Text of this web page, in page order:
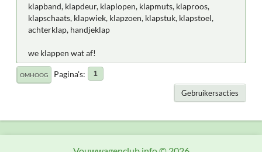
klapband, klapdeur, klaplopen, klapmuts, klaproos,
klapschaats, klapwiek, klapzoen, klapstuk, klapstoel,
achterklap, handjeklap
we klappen wat af!
OMHOOG Pagina's 1
Gebruikersacties